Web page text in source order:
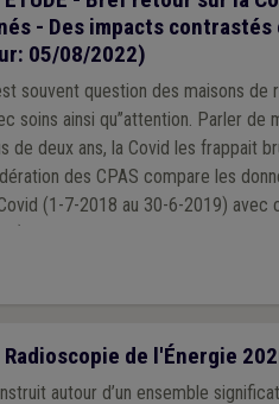
- Des impacts
05/08/2022)
est souvent question des maisons
soins ainsi qu’’attention. Parler de
de deux ans, la Covid les frappait
des CPAS compare les
(1-7-2018 au 30-6-2019)
Notre action
Radioscopie de l'Énergie
autour d’un ensemble